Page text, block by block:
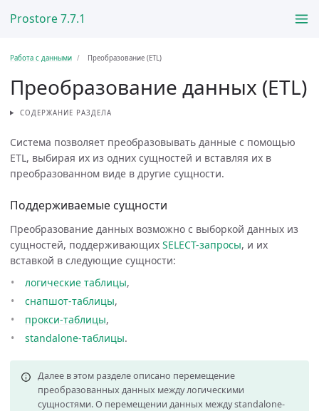
Prostore 7.7.1
Работа с данными Преобразование (ETL)
Преобразование данных (ETL)
СОДЕРЖАНИЕ РАЗДЕЛА
Система позволяет преобразовывать данные с помощью
ETL, выбирая их из одних сущностей и вставляя их в
преобразованном виде в другие сущности.
Поддерживаемые сущности
Преобразование данных возможно с выборкой данных из
сущностей, поддерживающих SELECT-запросы, и их
вставкой в следующие сущности:
логические таблицы,
снапшот-таблицы,
прокси-таблицы,
standalone-таблицы.
Далее в этом разделе описано перемещение
преобразованных данных между логическими
сущностями. О перемещении данных между standalone-